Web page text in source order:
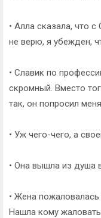
• Алла сказала, что
не верю, я убежден,
• Славик по
скромный. Вместо
так, он попросил
• Уж чего-чего, а
• Она вышла из душа
• Жена
Нашла кому